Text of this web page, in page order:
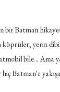
bir Batman
köprüler, yerin
bile... Ama
Batman'e